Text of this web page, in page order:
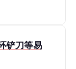
铲刀等易